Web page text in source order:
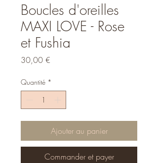
Boucles d'oreilles
MAXI LOVE - Rose
et Fushia
30,00 €
Quantité *
Ajouter au panier
Commander et payer